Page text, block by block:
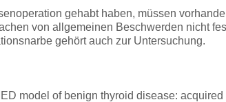
gehabt haben, müssen
von allgemeinen Beschwerden nicht
gehört auch zur Untersuchung.
model of benign thyroid disease: